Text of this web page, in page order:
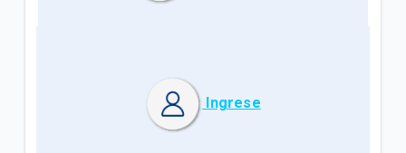
Ingrese